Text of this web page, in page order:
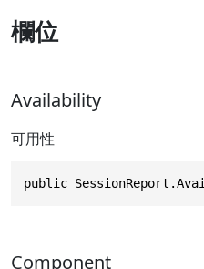
欄位
Availability
可用性
public
Component